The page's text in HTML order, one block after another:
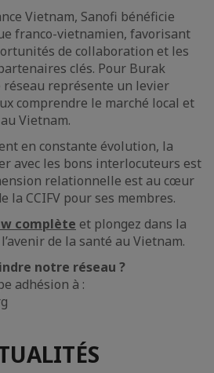
Vietnam, Sanofi bénéficie
franco-vietnamien, favorisant
de collaboration et les
clés. Pour Burak
réseau représente un levier
comprendre le marché local et
Vietnam.
en constante évolution, la
avec les bons interlocuteurs est
relationnelle est au cœur
la CCIFV pour ses membres.
complète et plongez dans la
de la santé au Vietnam.
notre réseau ?
adhésion à :